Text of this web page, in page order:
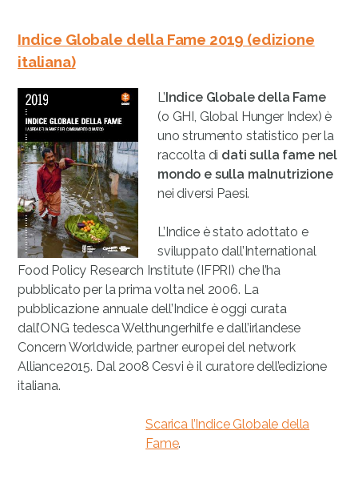
Indice Globale della Fame 2019 (edizione
italiana)
L’Indice Globale della Fame
(o GHI, Global Hunger Index) è
uno strumento statistico per la
raccolta di dati sulla fame nel
mondo e sulla malnutrizione
nei diversi Paesi.
L’Indice è stato adottato e
sviluppato dall’International
Food Policy Research Institute (IFPRI) che l’ha
pubblicato per la prima volta nel 2006. La
pubblicazione annuale dell’Indice è oggi curata
dall’ONG tedesca Welthungerhilfe e dall’irlandese
Concern Worldwide, partner europei del network
Alliance2015. Dal 2008 Cesvi è il curatore dell’edizione
italiana.
Scarica l’Indice Globale della
Fame.